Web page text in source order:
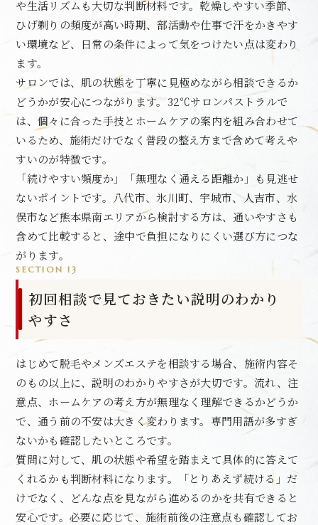
や生活リズムも大切な判断材料です。乾燥しやすい季節、
ひげ剃りの頻度が高い時期、部活動や仕事で汗をかきやす
い環境など、日常の条件によって気をつけたい点は変わり
ます。
サロンでは、肌の状態を丁寧に見極めながら相談できるか
どうかが安心につながります。32℃サロンパストラルで
は、個々に合った手技とホームケアの案内を組み合わせて
いるため、施術だけでなく普段の整え方まで含めて考えや
すいのが特徴です。
「続けやすい頻度か」「無理なく通える距離か」も見逃せ
ないポイントです。八代市、氷川町、宇城市、人吉市、水
俣市など熊本県南エリアから検討する方は、通いやすさも
含めて比較すると、途中で負担になりにくい選び方につな
がります。
SECTION 13
初回相談で見ておきたい説明のわかり
やすさ
はじめて脱毛やメンズエステを相談する場合、施術内容そ
のもの以上に、説明のわかりやすさが大切です。流れ、注
意点、ホームケアの考え方が無理なく理解できるかどうか
で、通う前の不安は大きく変わります。専門用語が多すぎ
ないかも確認したいところです。
質問に対して、肌の状態や希望を踏まえて具体的に答えて
くれるかも判断材料になります。「とりあえず続ける」だ
けでなく、どんな点を見ながら進めるのかを共有できると
安心です。必要に応じて、施術前後の注意点も確認してお